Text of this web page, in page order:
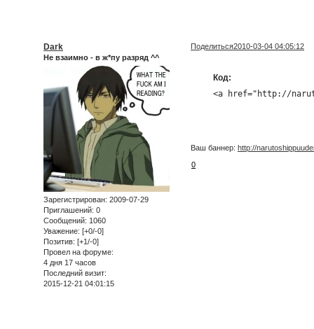
Поделиться2010-03-04 04:05:12
Dark
Не взаимно - в ж*пу разряд ^^
Зарегистрирован: 2009-07-29
Приглашений: 0
Сообщений: 1060
Уважение: [+0/-0]
Позитив: [+1/-0]
Провел на форуме:
4 дня 17 часов
Последний визит:
2015-12-21 04:01:15
Код:
<a href="http://
Ваш баннер:http://
0